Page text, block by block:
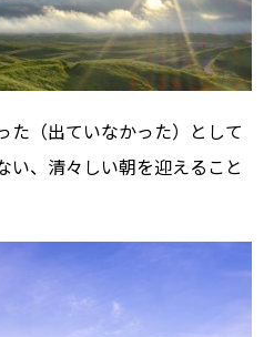
た（出ていなかった）として
い、清々しい朝を迎えること